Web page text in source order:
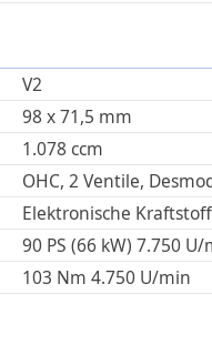
V2
98 x71,5 mm
1.078 ccm
OHC, 2 Ventile,
Elektronische
90 PS (66 kW) 7.750 U/
103 Nm 4.750 U/min